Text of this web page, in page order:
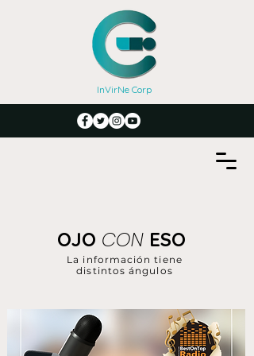
InVirNe Corp
La información tiene
distintos ángulos
OJO CON ESO